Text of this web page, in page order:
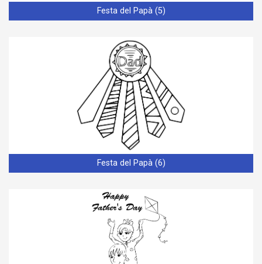
Festa del Papà (5)
Festa del Papà (6)